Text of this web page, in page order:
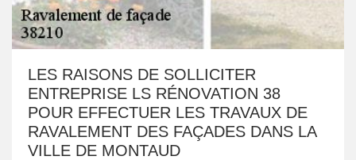
LES RAISONS DE SOLLICITER
ENTREPRISE LS RÉNOVATION 38
POUR EFFECTUER LES TRAVAUX DE
RAVALEMENT DES FAÇADES DANS LA
VILLE DE MONTAUD